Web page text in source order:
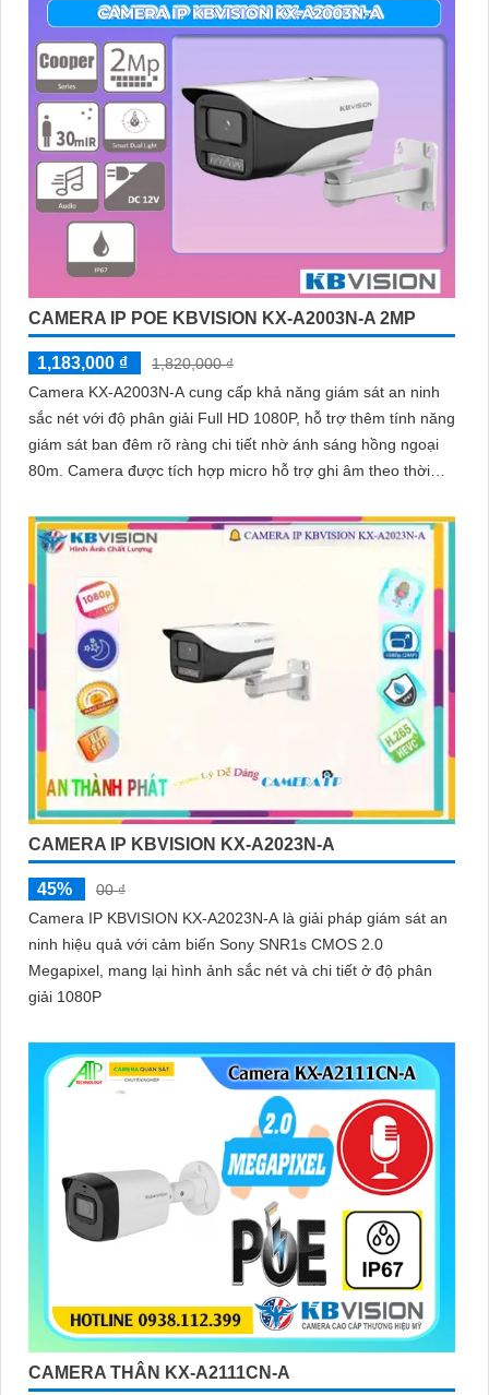
CAMERA IP POE KBVISION KX-A2003N-A 2MP
1,183,000 ₫
1,820,000 ₫
Camera KX-A2003N-A cung cấp khả năng giám sát an ninh
sắc nét với độ phân giải Full HD 1080P, hỗ trợ thêm tính năng
giám sát ban đêm rõ ràng chi tiết nhờ ánh sáng hồng ngoại
80m. Camera được tích hợp micro hỗ trợ ghi âm theo thời
CAMERA IP KBVISION KX-A2023N-A
45%
00 ₫
Camera IP KBVISION KX-A2023N-A là giải pháp giám sát an
ninh hiệu quả với cảm biến Sony SNR1s CMOS 2.0
Megapixel, mang lại hình ảnh sắc nét và chi tiết ở độ phân
giải 1080P
CAMERA THÂN KX-A2111CN-A